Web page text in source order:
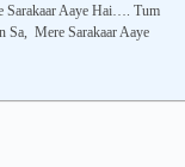
Sarakaar Aaye Hai…. Tum
Sa, Mere Sarakaar Aaye